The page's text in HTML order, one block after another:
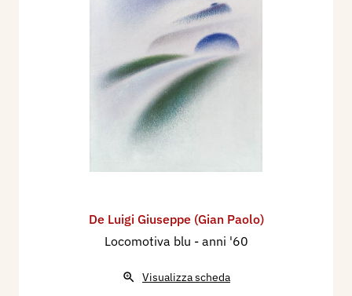
De Luigi Giuseppe (Gian Paolo)
Locomotiva blu - anni '60
Visualizza scheda